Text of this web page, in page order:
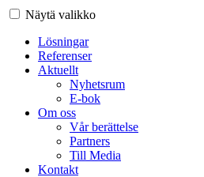
Näytä valikko
Lösningar
Referenser
Aktuellt
Nyhetsrum
E-bok
Om oss
Vår berättelse
Partners
Till Media
Kontakt